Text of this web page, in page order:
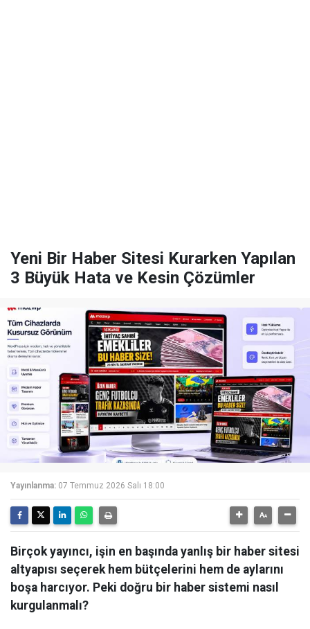
Yeni Bir Haber Sitesi Kurarken Yapılan
3 Büyük Hata ve Kesin Çözümler
Yayınlanma: 07 Temmuz 2026 Salı 18:00
Birçok yayıncı, işin en başında yanlış bir haber sitesi
altyapısı seçerek hem bütçelerini hem de aylarını
boşa harcıyor. Peki doğru bir haber sistemi nasıl
kurgulanmalı?